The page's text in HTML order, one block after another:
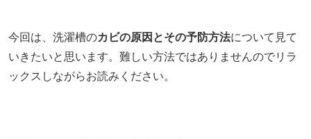
今回は、洗濯槽のカビの原因とその予防方法について見て
いきたいと思います。難しい方法ではありませんのでリラ
ックスしながらお読みください。